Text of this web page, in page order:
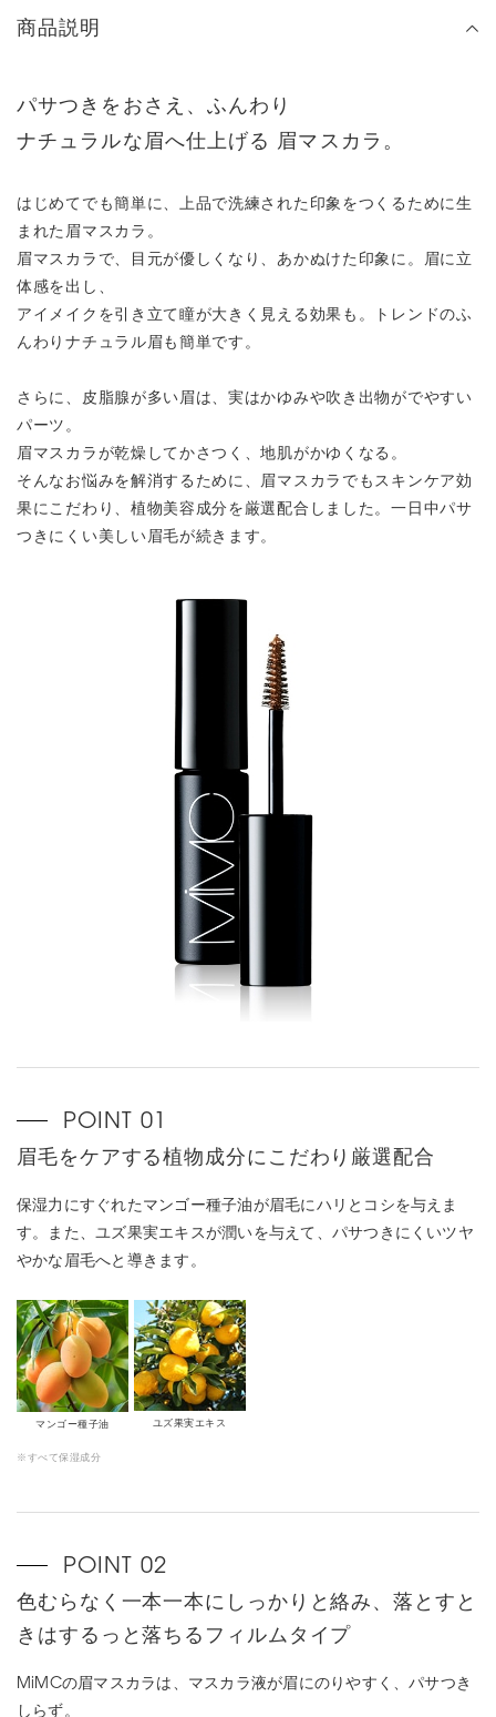
商品説明
パサつきをおさえ、ふんわり
ナチュラルな眉へ仕上げる 眉マスカラ。
はじめてでも簡単に、上品で洗練された印象をつくるために生
まれた眉マスカラ。
眉マスカラで、目元が優しくなり、あかぬけた印象に。眉に立
体感を出し、
アイメイクを引き立て瞳が大きく見える効果も。トレンドのふ
んわりナチュラル眉も簡単です。
さらに、皮脂腺が多い眉は、実はかゆみや吹き出物がでやすい
パーツ。
眉マスカラが乾燥してかさつく、地肌がかゆくなる。
そんなお悩みを解消するために、眉マスカラでもスキンケア効
果にこだわり、植物美容成分を厳選配合しました。一日中パサ
つきにくい美しい眉毛が続きます。
眉毛をケアする植物成分にこだわり厳選配合
保湿力にすぐれたマンゴー種子油が眉毛にハリとコシを与えま
す。また、ユズ果実エキスが潤いを与えて、パサつきにくいツヤ
やかな眉毛へと導きます。
マンゴー種子油 ユズ果実エキス
※すべて保湿成分
色むらなく一本一本にしっかりと絡み、落とすと
きはするっと落ちるフィルムタイプ
MiMCの眉マスカラは、マスカラ液が眉にのりやすく、パサつき
しらず。